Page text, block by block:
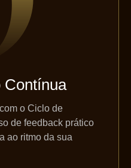
Contínua
o Ciclo de
de feedback prático
ao ritmo da sua